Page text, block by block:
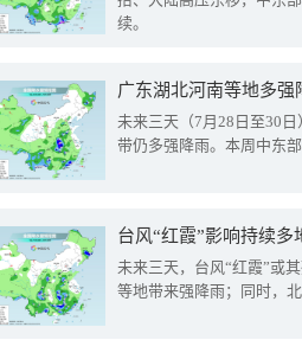
续。
广东湖北河南等地多
未来三天（7月28日至30
带仍多强降雨。本周中东
台风“红霞”影响持续
未来三天，台风“红霞”或
等地带来强降雨；同时，